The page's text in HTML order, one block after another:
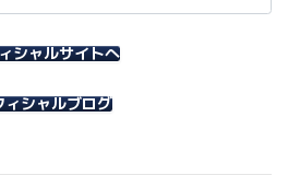
シャルサイトへ
ィシャルブログ